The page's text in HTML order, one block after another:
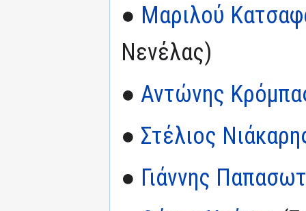
● Μαριλού
Νενέλας)
● Αντώνης
● Στέλιος
● Γιάννης